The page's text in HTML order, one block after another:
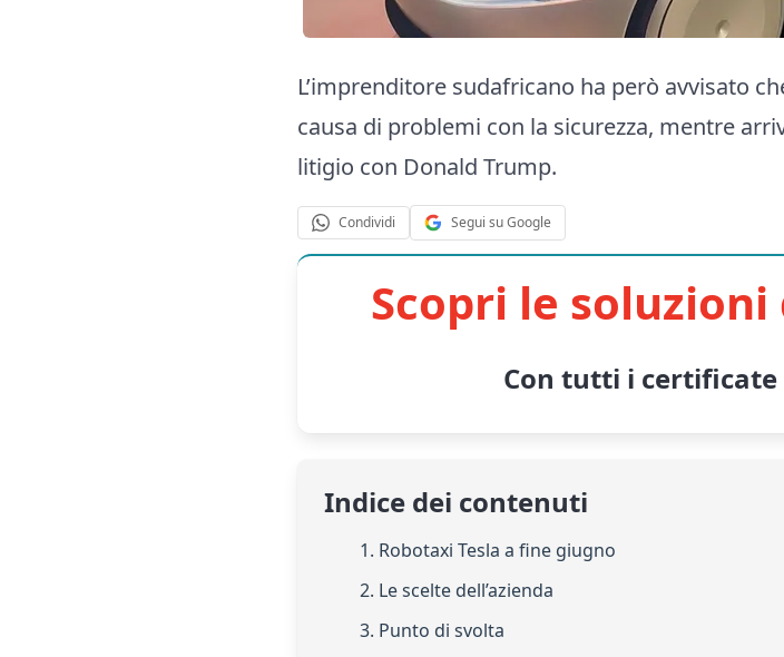
L’imprenditore sudafricano ha però avvisato
causa di problemi con la sicurezza, mentre
litigio con Donald Trump.
Condividi Segui su Google
Scopri le
Con tutti i
Indice dei contenuti
1. Robotaxi Tesla a fine giugno
2. Le scelte dell’azienda
3. Punto di svolta